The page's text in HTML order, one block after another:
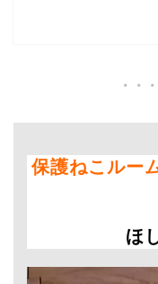
保護ねこルー
ほ